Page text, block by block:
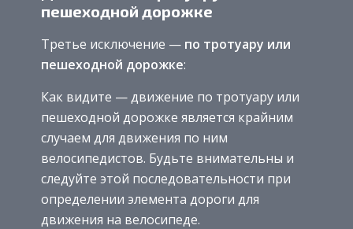
пешеходной дорожке
Третье исключение — по тротуару или
пешеходной дорожке:
Как видите — движение по тротуару или
пешеходной дорожке является крайним
случаем для движения по ним
велосипедистов. Будьте внимательны и
следуйте этой последовательности при
определении элемента дороги для
движения на велосипеде.